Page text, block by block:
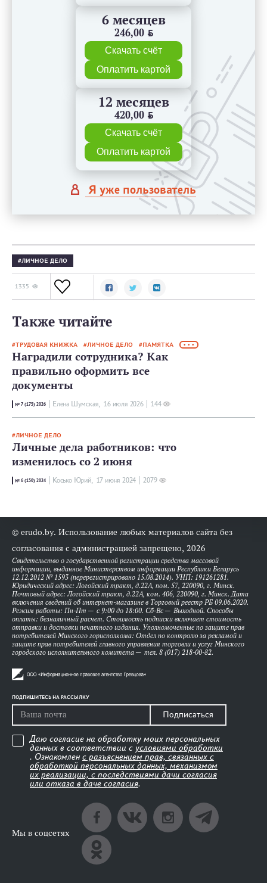
6 месяцев
246,00 BYN
Скачать счёт
Оплатить картой
12 месяцев
420,00 BYN
Скачать счёт
Оплатить картой
Я уже пользователь
ЛИЧНОЕ ДЕЛО
1335
Также читайте
ТРУДОВАЯ КНИЖКА ЛИЧНОЕ ДЕЛО ПАМЯТКА • • •
Наградили сотрудника? Как
правильно оформить все
документы
№ 7 (175) 2026 Елена Шумская, 16 июля 2026 144
ЛИЧНОЕ ДЕЛО
Личные дела работников: что
изменилось со 2 июня
№ 6 (150) 2024 Косько Юрий, 17 июня 2024 2079
© erudo.by. Использование любых материалов сайта без
согласования с администрацией запрещено, 2026
Свидетельство о государственной регистрации средства массовой
информации, выданное Министерством информации Республики Беларусь
12.12.2012 № 1593 (перерегистрировано 15.08.2014). УНП: 191261281.
Юридический адрес: Логойский тракт, д.22А, пом. 57, 220090, г. Минск.
Почтовый адрес: Логойский тракт, д.22А, ком. 406, 220090, г. Минск. Дата
включения сведений об интернет-магазине в Торговый реестр РБ 09.06.2020.
Режим работы: Пн-Пт — с 9:00 до 18:00. Сб-Вс — Выходной. Способы
оплаты: безналичный расчет. Стоимость подписки включает стоимость
отправки и доставки печатного издания. Уполномоченные по защите прав
потребителей Минского горисполкома: Отдел по контролю за рекламой и
защите прав потребителей главного управления торговли и услуг Минского
городского исполнительного комитета — тел. 8 (017) 218-00-82.
ПОДПИШИТЕСЬ НА РАССЫЛКУ
Подписаться
Даю согласие на обработку моих персональных
данных в соответствии с условиями обработки
. Ознакомлен с разъяснением прав, связанных с
обработкой персональных данных, механизмом
их реализации, с последствиями дачи согласия
или отказа в даче согласия.
Мы в соцсетях